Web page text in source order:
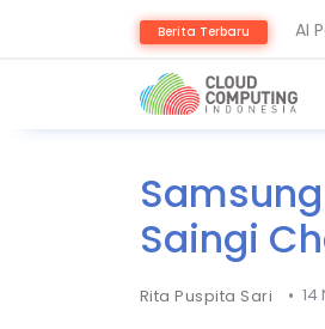
Berita Terbaru AI
Saingi
Rita Puspita Sari • 14